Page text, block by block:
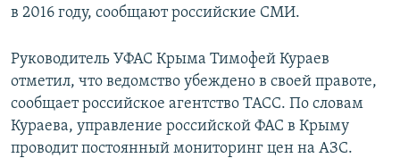
КРЫМ.НЕПОКОРЕННЫЙ
УКРАИНСКАЯ ПРОБЛЕМА КРЫМА
Все сайты RFE/RL
в 2016 году, сообщают российские СМИ.
Руководитель УФАС Крыма Тимофей Кураев
отметил, что ведомство убеждено в своей правоте,
сообщает российское агентство ТАСС. По словам
Кураева, управление российской ФАС в Крыму
проводит постоянный мониторинг цен на АЗС.